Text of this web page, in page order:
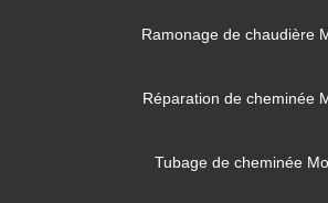
Ramonage de chaudière
Réparation de cheminée
Tubage de cheminée